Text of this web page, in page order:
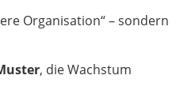
Organisation“ – sondern
, die Wachstum